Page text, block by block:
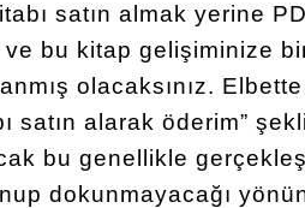
satın almak yerine
bu kitap gelişiminize
olacaksınız.
satın alarak öderim”
bu genellikle
dokunmayacağı